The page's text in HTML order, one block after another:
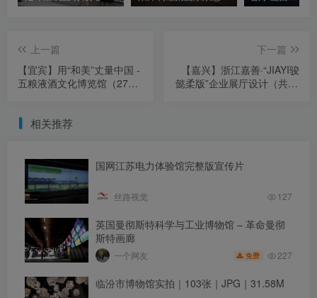
上一篇
【宜宾】用“和美”丈量中国 -
五粮液酒文化博览馆（27张
下一篇
【嘉兴】浙江嘉善·“JIAYI骏
懿柔版”企业展厅设计（共23
相关推荐
国网江苏电力体验馆完整版宣传片
丝路视觉 127
英国曼彻斯特科学与工业博物馆 – 革命曼彻
斯特画廊
一个网友 免费 227
临汾市博物馆实拍｜103张｜JPG｜31.58M